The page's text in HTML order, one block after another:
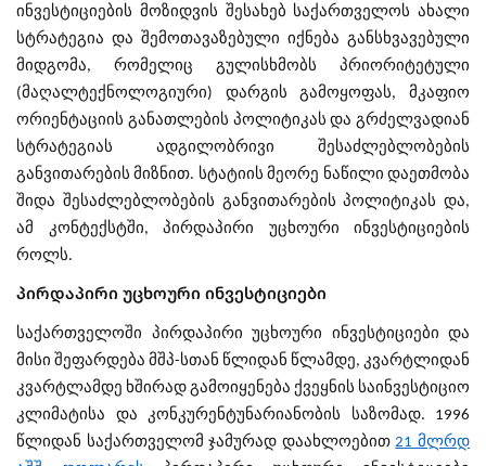
ინვესტიციების მოზიდვის შესახებ საქართველოს ახალი
სტრატეგია და შემოთავაზებული იქნება განსხვავებული
მიდგომა, რომელიც გულისხმობს პრიორიტეტული
(მაღალტექნოლოგიური) დარგის გამოყოფას, მკაფიო
ორიენტაციის განათლების პოლიტიკას და გრძელვადიან
სტრატეგიას ადგილობრივი შესაძლებლობების
განვითარების მიზნით. სტატიის მეორე ნაწილი დაეთმობა
შიდა შესაძლებლობების განვითარების პოლიტიკას და,
ამ კონტექსტში, პირდაპირი უცხოური ინვესტიციების
როლს.
პირდაპირი უცხოური ინვესტიციები
საქართველოში პირდაპირი უცხოური ინვესტიციები და
მისი შეფარდება მშპ-სთან წლიდან წლამდე, კვარტლიდან
კვარტლამდე ხშირად გამოიყენება ქვეყნის საინვესტიციო
კლიმატისა და კონკურენტუნარიანობის საზომად. 1996
წლიდან საქართველომ ჯამურად დაახლოებით21 მლრდ